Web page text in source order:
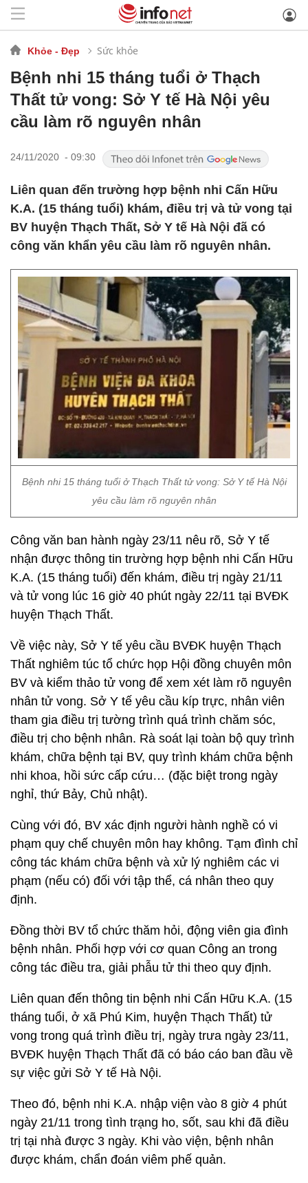
Khỏe - Đẹp Sức khỏe
Bệnh nhi 15 tháng tuổi ở Thạch
Thất tử vong: Sở Y tế Hà Nội yêu
cầu làm rõ nguyên nhân
24/11/2020 - 09:30
Liên quan đến trường hợp bệnh nhi Cấn Hữu
K.A. (15 tháng tuổi) khám, điều trị và tử vong tại
BV huyện Thạch Thất, Sở Y tế Hà Nội đã có
công văn khẩn yêu cầu làm rõ nguyên nhân.
Bệnh nhi 15 tháng tuổi ở Thạch Thất tử vong: Sở Y tế Hà Nội
yêu cầu làm rõ nguyên nhân
Công văn ban hành ngày 23/11 nêu rõ, Sở Y tế
nhận được thông tin trường hợp bệnh nhi Cấn Hữu
K.A. (15 tháng tuổi) đến khám, điều trị ngày 21/11
và tử vong lúc 16 giờ 40 phút ngày 22/11 tại BVĐK
huyện Thạch Thất.
Về việc này, Sở Y tế yêu cầu BVĐK huyện Thạch
Thất nghiêm túc tổ chức họp Hội đồng chuyên môn
BV và kiểm thảo tử vong để xem xét làm rõ nguyên
nhân tử vong. Sở Y tế yêu cầu kíp trực, nhân viên
tham gia điều trị tường trình quá trình chăm sóc,
điều trị cho bệnh nhân. Rà soát lại toàn bộ quy trình
khám, chữa bệnh tại BV, quy trình khám chữa bệnh
nhi khoa, hồi sức cấp cứu… (đặc biệt trong ngày
nghỉ, thứ Bảy, Chủ nhật).
Cùng với đó, BV xác định người hành nghề có vi
phạm quy chế chuyên môn hay không. Tạm đình chỉ
công tác khám chữa bệnh và xử lý nghiêm các vi
phạm (nếu có) đối với tập thể, cá nhân theo quy
định.
Đồng thời BV tổ chức thăm hỏi, động viên gia đình
bệnh nhân. Phối hợp với cơ quan Công an trong
công tác điều tra, giải phẫu tử thi theo quy định.
Liên quan đến thông tin bệnh nhi Cấn Hữu K.A. (15
tháng tuổi, ở xã Phú Kim, huyện Thạch Thất) tử
vong trong quá trình điều trị, ngày trưa ngày 23/11,
BVĐK huyện Thạch Thất đã có báo cáo ban đầu về
sự việc gửi Sở Y tế Hà Nội.
Theo đó, bệnh nhi K.A. nhập viện vào 8 giờ 4 phút
ngày 21/11 trong tình trạng ho, sốt, sau khi đã điều
trị tại nhà được 3 ngày. Khi vào viện, bệnh nhân
được khám, chẩn đoán viêm phế quản.